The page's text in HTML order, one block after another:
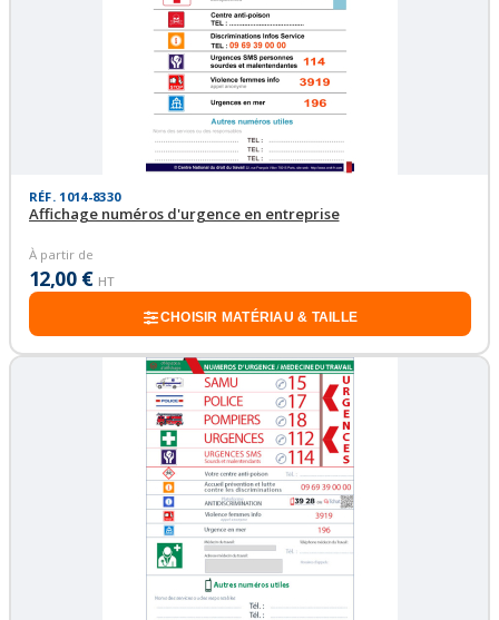
RÉF. 1014-8330
Affichage numéros d'urgence en entreprise
À partir de
12,00 € HT
CHOISIR MATÉRIAU & TAILLE